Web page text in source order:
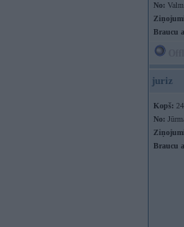
No:
Braucu
juriz
Kopš:
No:
Braucu